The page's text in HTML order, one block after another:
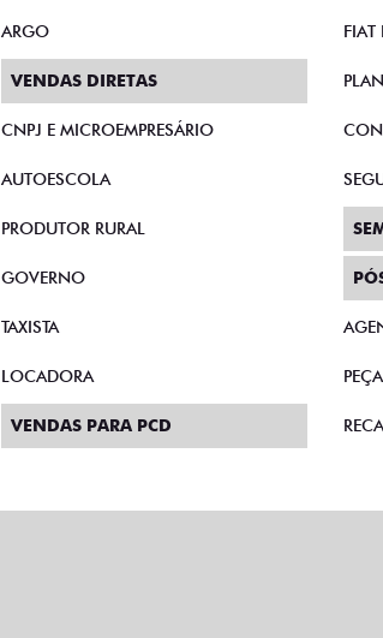
ARGO
VENDAS DIRETAS
CNPJ E MICROEMPRESÁRIO
AUTOESCOLA
PRODUTOR RURAL
GOVERNO
TAXISTA
LOCADORA
VENDAS PARA PCD
FIAT